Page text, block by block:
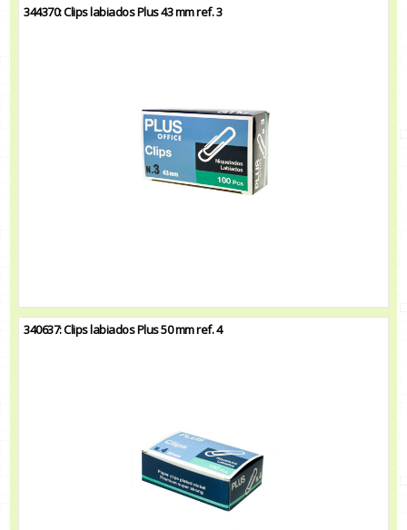
344370: Clips labiados Plus 43 mm ref. 3
340637: Clips labiados Plus 50 mm ref. 4